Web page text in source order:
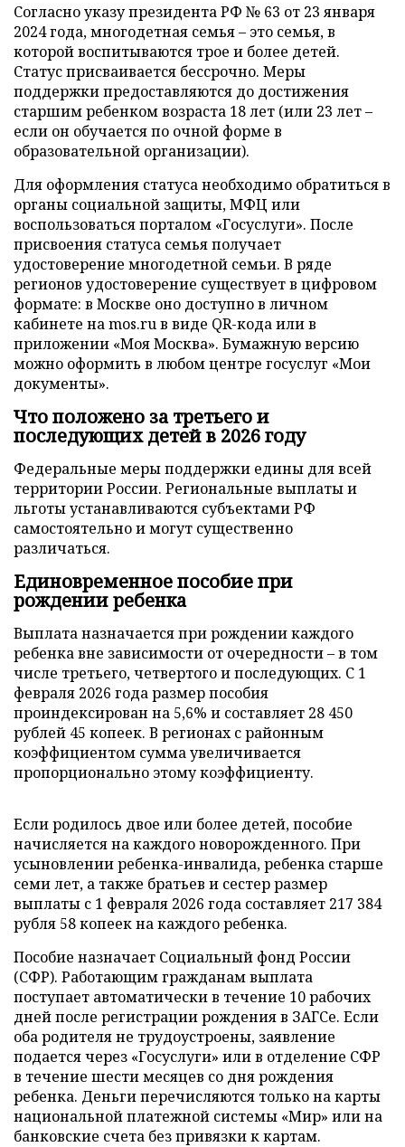
Согласно указу президента РФ № 63 от 23 января
2024 года, многодетная семья – это семья, в
которой воспитываются трое и более детей.
Статус присваивается бессрочно. Меры
поддержки предоставляются до достижения
старшим ребенком возраста 18 лет (или 23 лет –
если он обучается по очной форме в
образовательной организации).
Для оформления статуса необходимо обратиться в
органы социальной защиты, МФЦ или
воспользоваться порталом «Госуслуги». После
присвоения статуса семья получает
удостоверение многодетной семьи. В ряде
регионов удостоверение существует в цифровом
формате: в Москве оно доступно в личном
кабинете на mos.ru в виде QR-кода или в
приложении «Моя Москва». Бумажную версию
можно оформить в любом центре госуслуг «Мои
документы».
Что положено за третьего и
последующих детей в 2026 году
Федеральные меры поддержки едины для всей
территории России. Региональные выплаты и
льготы устанавливаются субъектами РФ
самостоятельно и могут существенно
различаться.
Единовременное пособие при
рождении ребенка
Выплата назначается при рождении каждого
ребенка вне зависимости от очередности – в том
числе третьего, четвертого и последующих. С 1
февраля 2026 года размер пособия
проиндексирован на 5,6% и составляет 28 450
рублей 45 копеек. В регионах с районным
коэффициентом сумма увеличивается
пропорционально этому коэффициенту.
Если родилось двое или более детей, пособие
начисляется на каждого новорожденного. При
усыновлении ребенка-инвалида, ребенка старше
семи лет, а также братьев и сестер размер
выплаты с 1 февраля 2026 года составляет 217 384
рубля 58 копеек на каждого ребенка.
Пособие назначает Социальный фонд России
(СФР). Работающим гражданам выплата
поступает автоматически в течение 10 рабочих
дней после регистрации рождения в ЗАГСе. Если
оба родителя не трудоустроены, заявление
подается через «Госуслуги» или в отделение СФР
в течение шести месяцев со дня рождения
ребенка. Деньги перечисляются только на карты
национальной платежной системы «Мир» или на
банковские счета без привязки к картам.